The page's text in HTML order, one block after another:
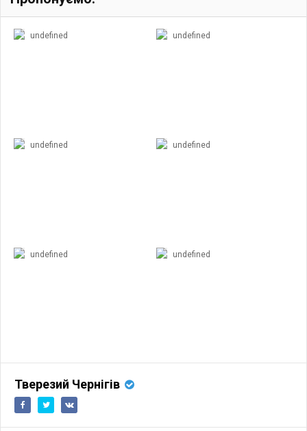
undefined undefined
undefined undefined
undefined undefined
Тверезий Чернігів